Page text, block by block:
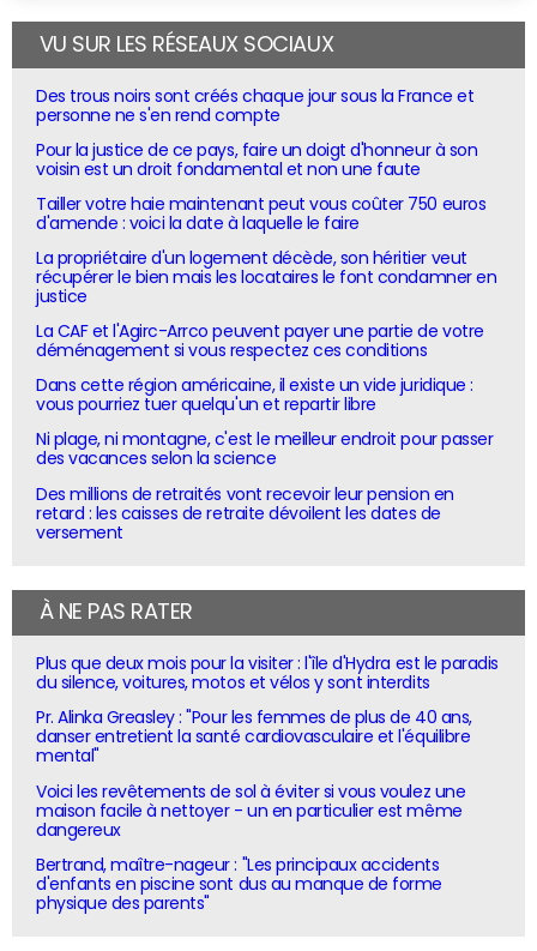
VU SUR LES RÉSEAUX SOCIAUX
Des trous noirs sont créés chaque jour sous la France et
personne ne s'en rend compte
Pour la justice de ce pays, faire un doigt d'honneur à son
voisin est un droit fondamental et non une faute
Tailler votre haie maintenant peut vous coûter 750 euros
d'amende : voici la date à laquelle le faire
La propriétaire d'un logement décède, son héritier veut
récupérer le bien mais les locataires le font condamner en
justice
La CAF et l'Agirc-Arrco peuvent payer une partie de votre
déménagement si vous respectez ces conditions
Dans cette région américaine, il existe un vide juridique :
vous pourriez tuer quelqu'un et repartir libre
Ni plage, ni montagne, c'est le meilleur endroit pour passer
des vacances selon la science
Des millions de retraités vont recevoir leur pension en
retard : les caisses de retraite dévoilent les dates de
versement
À NE PAS RATER
Plus que deux mois pour la visiter : l'île d'Hydra est le paradis
du silence, voitures, motos et vélos y sont interdits
Pr. Alinka Greasley : "Pour les femmes de plus de 40 ans,
danser entretient la santé cardiovasculaire et l'équilibre
mental"
Voici les revêtements de sol à éviter si vous voulez une
maison facile à nettoyer - un en particulier est même
dangereux
Bertrand, maître-nageur : "Les principaux accidents
d'enfants en piscine sont dus au manque de forme
physique des parents"